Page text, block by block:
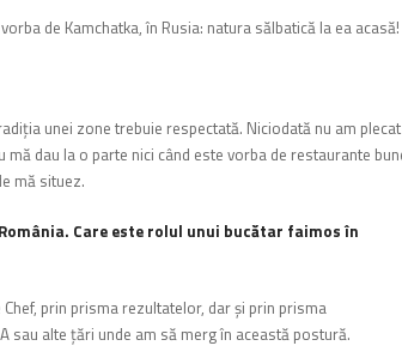
de Kamchatka, în Rusia: natura sălbatică la ea acasă!
unei zone trebuie respectată. Niciodată nu am plecat
dau la o parte nici când este vorba de restaurante
mă situez.
Care este rolul unui bucătar faimos în
prin prisma rezultatelor, dar şi prin prisma
sau alte ţări unde am să merg în această postură.